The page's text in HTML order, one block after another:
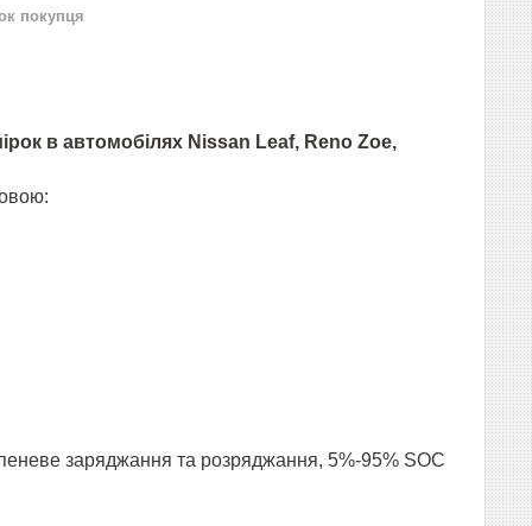
покупця
в автомобілях Nissan Leaf, Reno Zoe,
заряджання та розряджання, 5%-95% SOC